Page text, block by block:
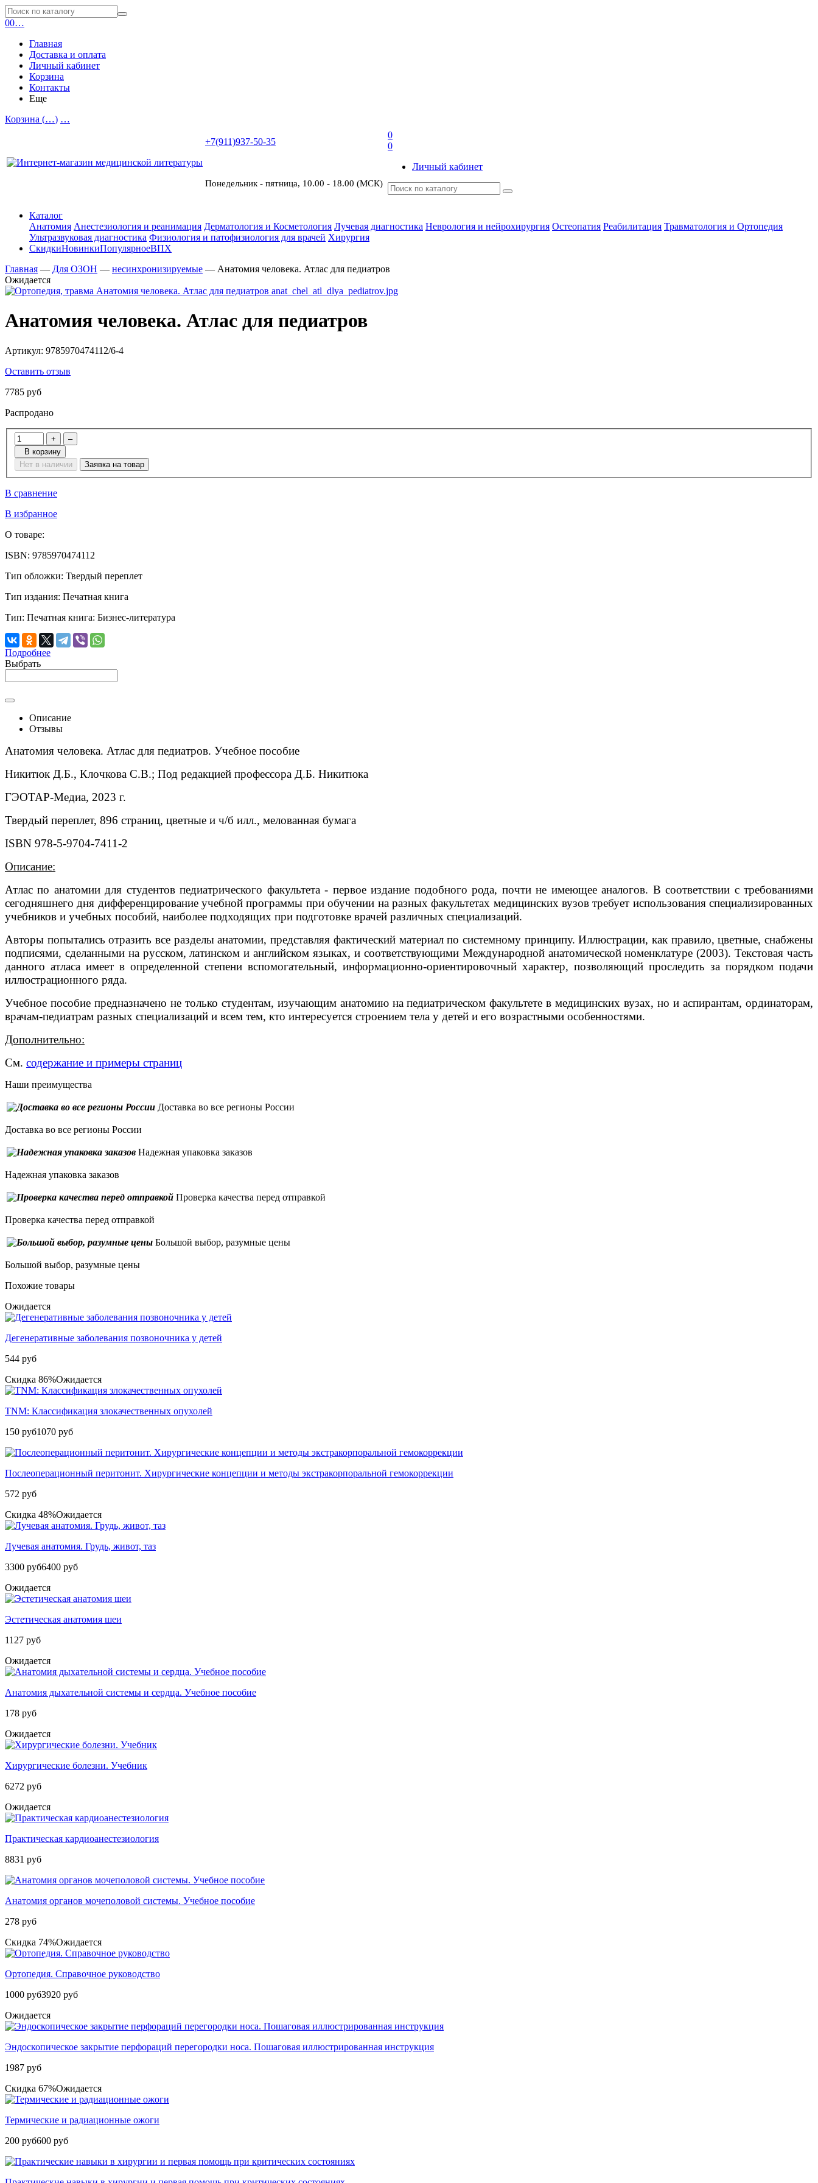
00…
Главная
Доставка и оплата
Личный кабинет
Корзина
Контакты
Еще
Корзина (…) …
+7(911)937-50-35
Понедельник - пятница, 10.00 - 18.00 (МСК)
0
0
Личный кабинет
Каталог
Анатомия Анестезиология и реанимация Дерматология и Косметология Лучевая диагностика Неврология и нейрохирургия Остеопатия Реабилитация Травматология и Ортопедия
Ультразвуковая диагностика Физиология и патофизиология для врачей Хирургия
СкидкиНовинкиПопулярноеВПХ
Главная — Для ОЗОН — несинхронизируемые — Анатомия человека. Атлас для педиатров
Ожидается
Анатомия человека. Атлас для педиатров
Артикул: 9785970474112/6-4
Оставить отзыв
7785 руб
Распродано
+
–
В корзину
Нет в наличии
Заявка на товар
В сравнение
В избранное
О товаре:
ISBN: 9785970474112
Тип обложки: Твердый переплет
Тип издания: Печатная книга
Тип: Печатная книга: Бизнес-литература
Подробнее
Выбрать
Описание
Отзывы
Анатомия человека. Атлас для педиатров. Учебное пособие
Никитюк Д.Б., Клочкова С.В.; Под редакцией профессора Д.Б. Никитюка
ГЭОТАР-Медиа, 2023 г.
Твердый переплет, 896 страниц, цветные и ч/б илл., мелованная бумага
ISBN 978-5-9704-7411-2
Описание:
Атлас по анатомии для студентов педиатрического факультета - первое издание подобного рода, почти не имеющее аналогов. В соответствии с требованиями
сегодняшнего дня дифференцирование учебной программы при обучении на разных факультетах медицинских вузов требует использования специализированных
учебников и учебных пособий, наиболее подходящих при подготовке врачей различных специализаций.
Авторы попытались отразить все разделы анатомии, представляя фактический материал по системному принципу. Иллюстрации, как правило, цветные, снабжены
подписями, сделанными на русском, латинском и английском языках, и соответствующими Международной анатомической номенклатуре (2003). Текстовая часть
данного атласа имеет в определенной степени вспомогательный, информационно-ориентировочный характер, позволяющий проследить за порядком подачи
иллюстрационного ряда.
Учебное пособие предназначено не только студентам, изучающим анатомию на педиатрическом факультете в медицинских вузах, но и аспирантам, ординаторам,
врачам-педиатрам разных специализаций и всем тем, кто интересуется строением тела у детей и его возрастными особенностями.
Дополнительно:
См. содержание и примеры страниц
Наши преимущества
Доставка во все регионы России
Доставка во все регионы России
Надежная упаковка заказов
Надежная упаковка заказов
Проверка качества перед отправкой
Проверка качества перед отправкой
Большой выбор, разумные цены
Большой выбор, разумные цены
Похожие товары
Ожидается
Дегенеративные заболевания позвоночника у детей
544 руб
Скидка 86%Ожидается
TNM: Классификация злокачественных опухолей
150 руб1070 руб
Послеоперационный перитонит. Хирургические концепции и методы экстракорпоральной гемокоррекции
572 руб
Скидка 48%Ожидается
Лучевая анатомия. Грудь, живот, таз
3300 руб6400 руб
Ожидается
Эстетическая анатомия шеи
1127 руб
Ожидается
Анатомия дыхательной системы и сердца. Учебное пособие
178 руб
Ожидается
Хирургические болезни. Учебник
6272 руб
Ожидается
Практическая кардиоанестезиология
8831 руб
Анатомия органов мочеполовой системы. Учебное пособие
278 руб
Скидка 74%Ожидается
Ортопедия. Справочное руководство
1000 руб3920 руб
Ожидается
Эндоскопическое закрытие перфораций перегородки носа. Пошаговая иллюстрированная инструкция
1987 руб
Скидка 67%Ожидается
Термические и радиационные ожоги
200 руб600 руб